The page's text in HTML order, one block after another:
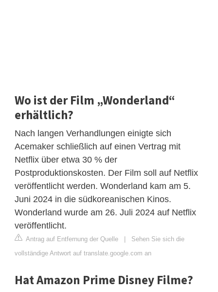
Wo ist der Film „Wonderland“
erhältlich?
Nach langen Verhandlungen einigte sich
Acemaker schließlich auf einen Vertrag mit
Netflix über etwa 30 % der
Postproduktionskosten. Der Film soll auf Netflix
veröffentlicht werden. Wonderland kam am 5.
Juni 2024 in die südkoreanischen Kinos.
Wonderland wurde am 26. Juli 2024 auf Netflix
veröffentlicht.
Antrag auf Entfernung der Quelle | Sehen Sie sich die
vollständige Antwort auf translate.google.com an
Hat Amazon Prime Disney Filme?